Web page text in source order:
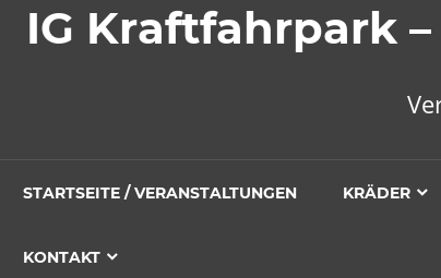
IG Kraftfahrpark
STARTSEITE / VERANSTALTUNGEN KRÄDER
KONTAKT